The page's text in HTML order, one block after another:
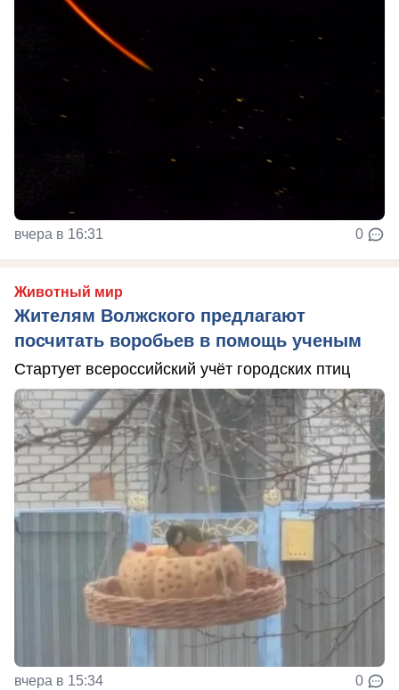
вчера в 16:31 0
Животный мир
Жителям Волжского предлагают
посчитать воробьев в помощь ученым
Стартует всероссийский учёт городских птиц
вчера в 15:34 0